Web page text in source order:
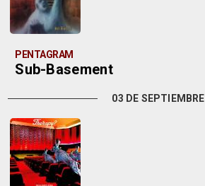
PENTAGRAM
Sub-Basement
03 DE SEPTIEMBRE